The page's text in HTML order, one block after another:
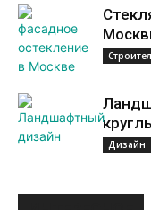
Дизайн